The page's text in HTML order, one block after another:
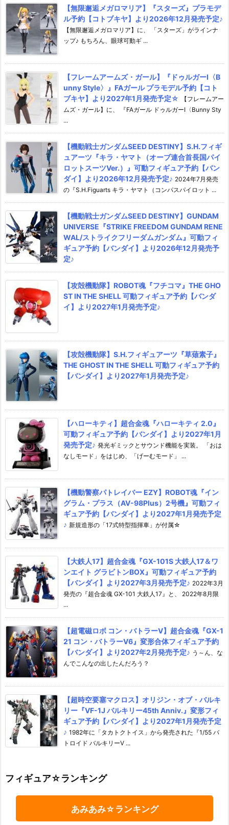
【無限邂逅メガロマリア】『スターズ』プラモデ
ル予約【コトブキヤ】より2026年12月発売予定♪
【無限邂逅メガロマリア】に、 「スターズ」がラインナ
ップ♪ もちろん、眼球可動ギ ...
【フレームアームズ・ガール】『ドゥルガーI〈B
unny Style〉』FAガール プラモデル予約【コト
ブキヤ】より2027年1月発売予定☆
【フレームアー
ムズ・ガール】に、 『FAガール ドゥルガーI〈Bunny Sty
...
【機動戦士ガンダムSEED DESTINY】S.H.フィギ
ュアーツ『キラ・ヤマト（オーブ連合首長国パイ
ロットスーツVer.）』可動フィギュア予約【バン
ダイ】より2026年12月発売予定♪ 2024年7月発売
の『S.H.Figuarts キラ・ヤマト（コンパスパイロット ...
【機動戦士ガンダムSEED DESTINY】GUNDAM
UNIVERSE『STRIKE FREEDOM GUNDAM RENE
WAL/ストライクフリーダムガンダム』可動フィ
ギュア予約【バンダイ】より2026年12月発売予
定♪
【攻殻機動隊】ROBOT魂『フチコマ』THE GHO
ST IN THE SHELL 可動フィギュア予約【バンダ
イ】より2027年1月発売予定♪
【攻殻機動隊】S.H.フィギュアーツ『草薙素子』
THE GHOST IN THE SHELL 可動フィギュア予約
【バンダイ】より2027年1月発売予定♪
【ハローキティ】超合金魂『ハローキティ 2.0』
可動フィギュア予約【バンダイ】より2027年1月
発売予定♪ 発光ギミックとサウンド機能を実装。 「おは
なしモード」をはじめ、「げーむモード」 ...
【機動警察パトレイバー EZY】ROBOT魂『イン
グラム・プラス（AV-98Plus）2号機』可動フィ
ギュア予約【バンダイ】より2027年1月発売予定
♪ 新規造形の「17式特型指揮車」が付属☆
【大鉄人17】超合金魂『GX-101S 大鉄人17＆ワ
ンエイト グラビトンBOX』可動フィギュア予約
【バンダイ】より2027年3月発売予定♪ 2022年3月
発売の『超合金魂 GX-101 大鉄人17』と、 2022年8月限
...
【超電磁ロボ コン・バトラーV】超合金魂『GX-1
21 コン・バトラーV6』変形合体フィギュア予約
【バンダイ】より2027年2月発売予定♪ う～ん、な
んでこんなの出したんだろう？
【超時空要塞マクロス】オリジン・オブ・バルキ
リー『VF-1J バルキリー45th Anniv.』変形フィ
ギュア予約【バンダイ】より2027年1月発売予定
♪ 1982年に「タカトクトイス」から発売された『1/55 バ
トロイド バルキリーV ...
フィギュア☆ランキング
あみあみ☆ランキング